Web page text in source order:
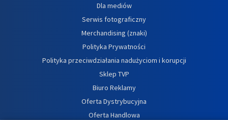
Dla mediów
Serwis fotograficzny
Merchandising (znaki)
Polityka Prywatności
Polityka przeciwdziałania nadużyciom i korupcji
Sklep TVP
Biuro Reklamy
Oferta Dystrybucyjna
Oferta Handlowa